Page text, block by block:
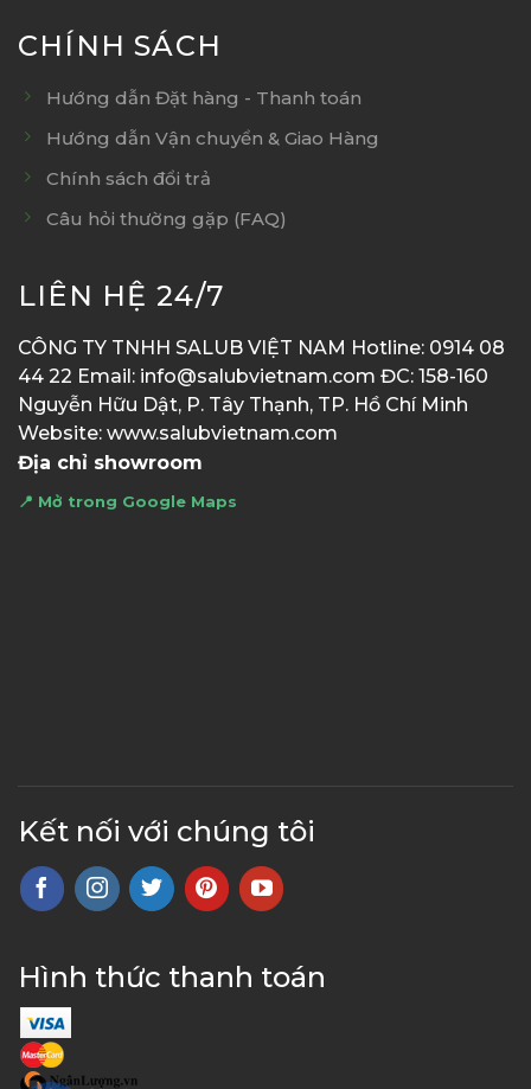
CHÍNH SÁCH
Hướng dẫn Đặt hàng - Thanh toán
Hướng dẫn Vận chuyển & Giao Hàng
Chính sách đổi trả
Câu hỏi thường gặp (FAQ)
LIÊN HỆ 24/7
CÔNG TY TNHH SALUB VIỆT NAM Hotline: 0914 08
44 22 Email: info@salubvietnam.com ĐC: 158-160
Nguyễn Hữu Dật, P. Tây Thạnh, TP. Hồ Chí Minh
Website: www.salubvietnam.com
Địa chỉ showroom
📍 Mở trong Google Maps
Kết nối với chúng tôi
Hình thức thanh toán